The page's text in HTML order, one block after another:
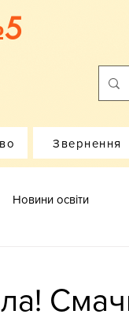
Звернення
Новини освіти